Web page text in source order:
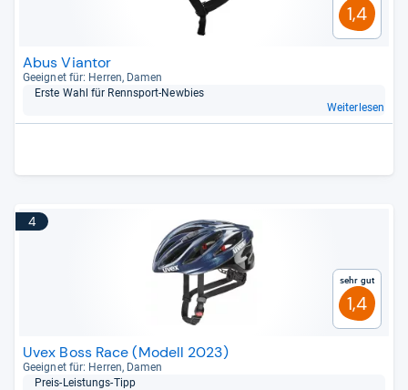
1,4
Abus Viantor
Geeig­net für: Her­ren, Damen
Erste Wahl für Rennsport-​New­bies
Weiterlesen
4
Sehr gut
1,4
Uvex Boss Race (Modell 2023)
Geeig­net für: Her­ren, Damen
Preis-​Leis­tungs-​Tipp